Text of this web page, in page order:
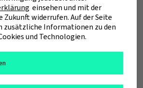
Videos durch eigene Videos ersetzen.
Gewähr für diese Seite. Diese Seite für
in Gebärdensprache wurde gemäß den
Informationstechnik-
Erläuterungen in Deutscher
Leichter Spracheerstellt. Die
und Verordnungen weichen zum
der Barrierefreie-Informationstechnik-
und sind auch untereinander verschieden.
einsehen und mit der
Zukunft widerrufen. Auf der Seite
zusätzliche Informationen zu den
und Technologien.